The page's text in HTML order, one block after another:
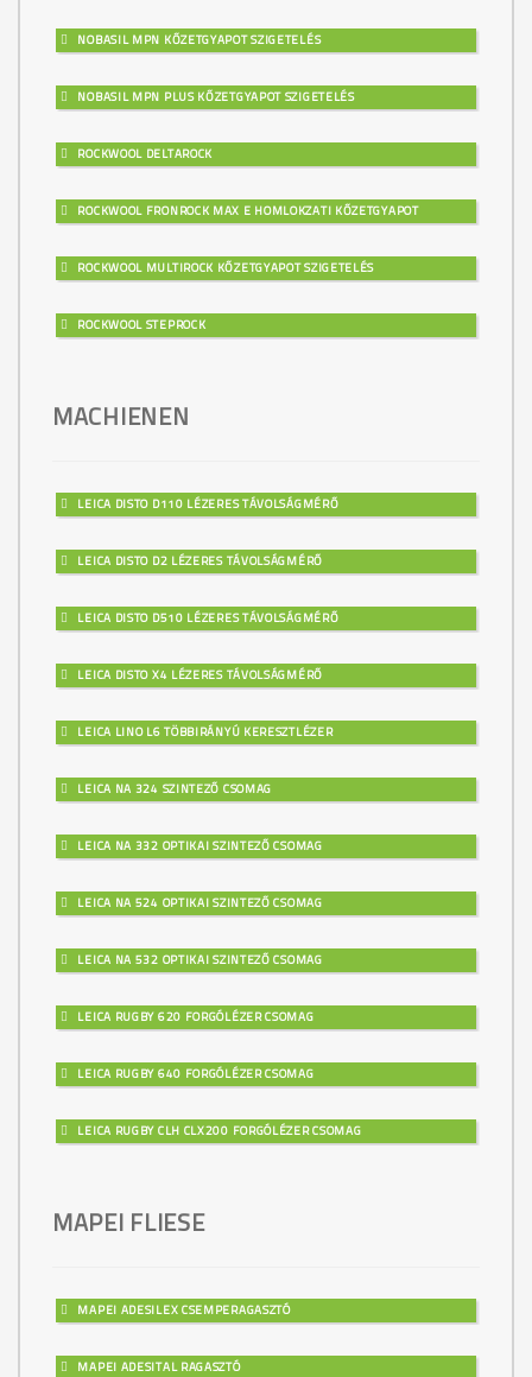
NOBASIL MPN KŐZETGYAPOT SZIGETELÉS
NOBASIL MPN PLUS KŐZETGYAPOT SZIGETELÉS
ROCKWOOL DELTAROCK
ROCKWOOL FRONROCK MAX E HOMLOKZATI KŐZETGYAPOT
ROCKWOOL MULTIROCK KŐZETGYAPOT SZIGETELÉS
ROCKWOOL STEPROCK
MACHIENEN
LEICA DISTO D110 LÉZERES TÁVOLSÁGMÉRŐ
LEICA DISTO D2 LÉZERES TÁVOLSÁGMÉRŐ
LEICA DISTO D510 LÉZERES TÁVOLSÁGMÉRŐ
LEICA DISTO X4 LÉZERES TÁVOLSÁGMÉRŐ
LEICA LINO L6 TÖBBIRÁNYÚ KERESZTLÉZER
LEICA NA 324 SZINTEZŐ CSOMAG
LEICA NA 332 OPTIKAI SZINTEZŐ CSOMAG
LEICA NA 524 OPTIKAI SZINTEZŐ CSOMAG
LEICA NA 532 OPTIKAI SZINTEZŐ CSOMAG
LEICA RUGBY 620 FORGÓLÉZER CSOMAG
LEICA RUGBY 640 FORGÓLÉZER CSOMAG
LEICA RUGBY CLH CLX200 FORGÓLÉZER CSOMAG
MAPEI FLIESE
MAPEI ADESILEX CSEMPERAGASZTÓ
MAPEI ADESITAL RAGASZTÓ